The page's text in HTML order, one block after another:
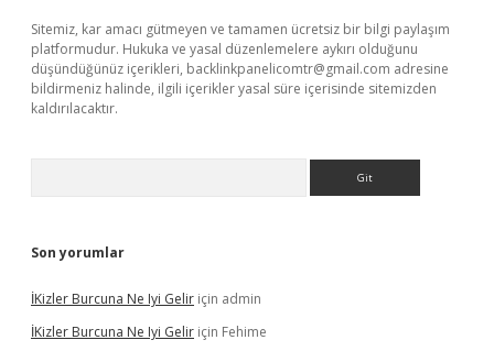
Sitemiz, kar amacı gütmeyen ve tamamen ücretsiz bir bilgi paylaşım
platformudur. Hukuka ve yasal düzenlemelere aykırı olduğunu
düşündüğünüz içerikleri, backlinkpanelicomtr@gmail.com adresine
bildirmeniz halinde, ilgili içerikler yasal süre içerisinde sitemizden
kaldırılacaktır.
Son yorumlar
İKizler Burcuna Ne Iyi Gelir için admin
İKizler Burcuna Ne Iyi Gelir için Fehime